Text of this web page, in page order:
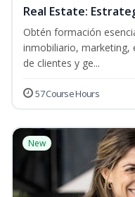
Real Estate:
Obtén formación
inmobiliario, marketing,
de clientes y ge...
57 Course Hours
New